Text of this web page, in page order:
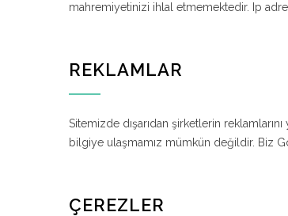
mahremiyetinizi ihlal etmemektedir. Ip
REKLAMLAR
Sitemizde dışarıdan şirketlerin
bilgiye ulaşmamız mümkün değildir. Biz
ÇEREZLER